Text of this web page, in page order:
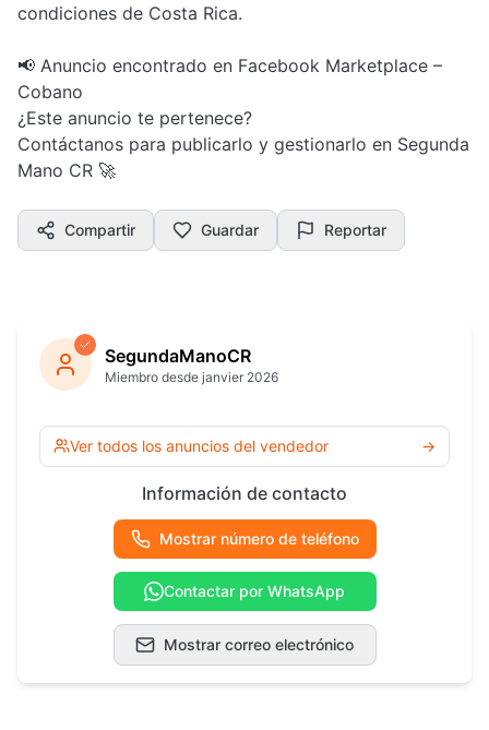
condiciones de Costa Rica.
📢 Anuncio encontrado en Facebook Marketplace –
Cobano
¿Este anuncio te pertenece?
Contáctanos para publicarlo y gestionarlo en Segunda
Mano CR 🚀
Compartir Guardar Reportar
SegundaManoCR
Miembro desde janvier 2026
Ver todos los anuncios del vendedor →
Información de contacto
Mostrar número de teléfono
Contactar por WhatsApp
Mostrar correo electrónico